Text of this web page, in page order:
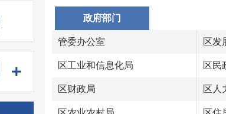
政府部门
管委办公室 区发
区工业和信息化局 区民
区财政局 区人